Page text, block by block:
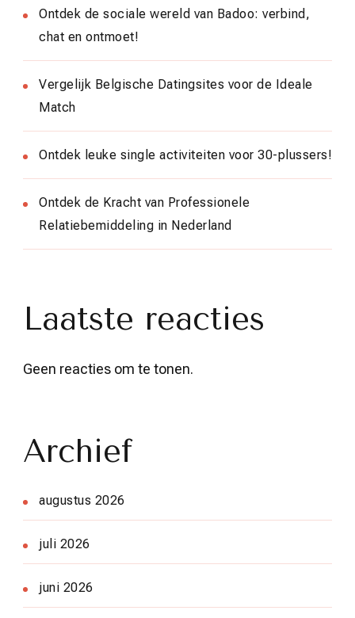
Ontdek de sociale wereld van Badoo: verbind,
chat en ontmoet!
Vergelijk Belgische Datingsites voor de Ideale
Match
Ontdek leuke single activiteiten voor 30-plussers!
Ontdek de Kracht van Professionele
Relatiebemiddeling in Nederland
Laatste reacties
Geen reacties om te tonen.
Archief
augustus 2026
juli 2026
juni 2026